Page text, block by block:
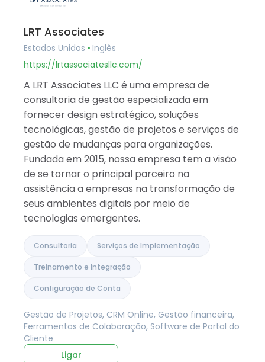
LRT Associates
Estados Unidos
Inglês
https://lrtassociatesllc.com/
A LRT Associates LLC é uma empresa de
consultoria de gestão especializada em
fornecer design estratégico, soluções
tecnológicas, gestão de projetos e serviços de
gestão de mudanças para organizações.
Fundada em 2015, nossa empresa tem a visão
de se tornar o principal parceiro na
assistência a empresas na transformação de
seus ambientes digitais por meio de
tecnologias emergentes.
Consultoria Serviços de Implementação
Treinamento e Integração
Configuração de Conta
Gestão de Projetos, CRM Online, Gestão financeira,
Ferramentas de Colaboração, Software de Portal do
Cliente
Ligar